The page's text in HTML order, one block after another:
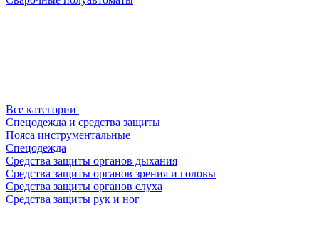
Все категории
Спецодежда и средства защиты
Пояса инструментальные
Спецодежда
Средства защиты органов дыхания
Средства защиты органов зрения и головы
Средства защиты органов слуха
Средства защиты рук и ног